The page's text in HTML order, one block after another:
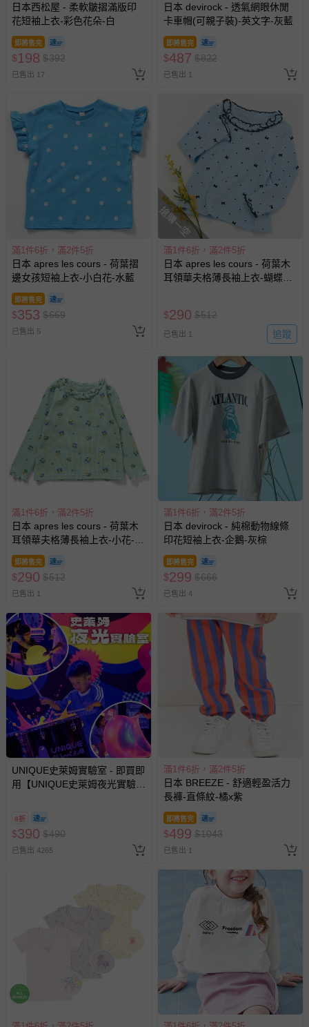
其他常見問題：
運送服務：目前提供的運送僅限台灣本島。如您位於離島地
區，可能會無法配送，或須依據商品需加收離島運費。廠商
亦保留出貨與否的權利。離島、偏遠地區、樓層親送等加價
費用，可能會另需加收。
商品實際的配達日期，可於訂單個人資料內的查詢訂單內，
已出貨通知之訊息為主。
如您收到商品，請依正常流程檢查是否完好，若商品遇瑕疵
情形，您可申請更換新品或退貨，請見：
退貨的辦理流程
若您對於會員帳號、商品訂購與資訊、購物流程、付款方
式、折價券與購物金的使用、退貨及商品運送方式等有疑
問，你可詳見： 媽咪愛客服中心。
預購商品：預購為海外同步代購，遇缺貨即會通知媽咪並協
助取消退款事宜。
商品如因「價格、組合」等錯誤原因，導致無法安排出貨，
會主動以簡訊及mail通知訂單取消事宜，並將提供適當補
償。
日本西松屋 - 柔軟皺摺滿版印
花短袖上衣-彩色花朵-白
即將售完
$198 $392
已售出 17
日本 devirock - 透氣網眼休閒
卡車帽(可親子裝)-英文字-灰藍
即將售完
$487 $822
已售出 1
滿1件6折，滿2件5折
日本 apres les cours - 荷葉摺
邊女孩短袖上衣-小白花-水藍
即將售完
$353 $669
已售出 5
搶購一空
滿1件6折，滿2件5折
日本 apres les cours - 荷葉木
耳領華夫格薄長袖上衣-蝴蝶結-
$290 $512
已售出 1 追蹤
滿1件6折，滿2件5折
日本 apres les cours - 荷葉木
耳領華夫格薄長袖上衣-小花-薄
荷綠
即將售完
$290 $512
已售出 1
滿1件6折，滿2件5折
日本 devirock - 純棉動物線條
印花短袖上衣-企鵝-灰棕
即將售完
$299 $666
已售出 4
UNIQUE史萊姆實驗室 - 即買即
用【UNIQUE史萊姆夜光實驗室
8/30 (電子票券，於展期現場憑
訂單編號兌換，逾期作廢) (大
人小孩均一價(3歲以上需購票))
8折
$390 $490
已售出 4265
滿1件6折，滿2件5折
日本 BREEZE - 舒適輕盈活力
長褲-直條紋-橘x紫
即將售完
$499 $1043
已售出 1